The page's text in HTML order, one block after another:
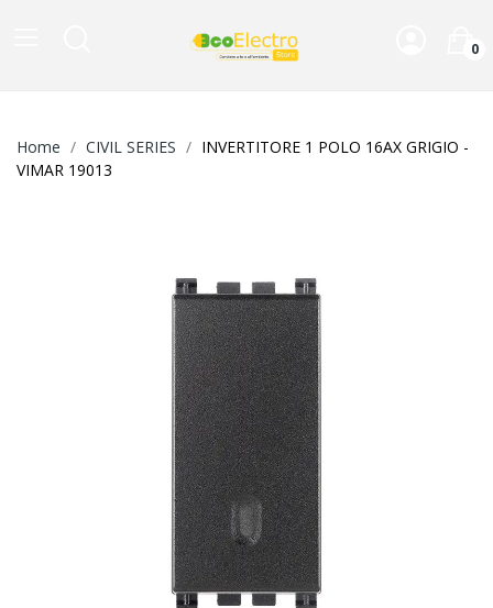
0
Home CIVIL SERIES
INVERTITORE 1 POLO 16AX GRIGIO -
VIMAR 19013